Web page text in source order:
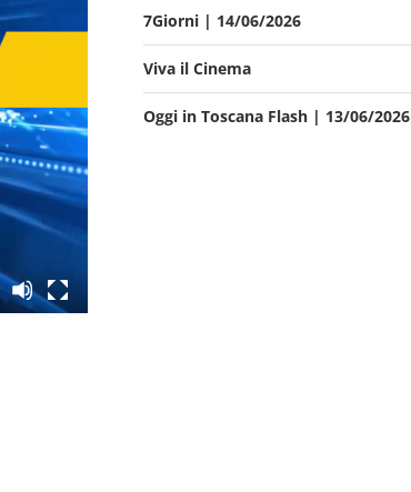
7Giorni | 14/06/2026
Viva il Cinema
Oggi in Toscana Flash | 13/06/2026